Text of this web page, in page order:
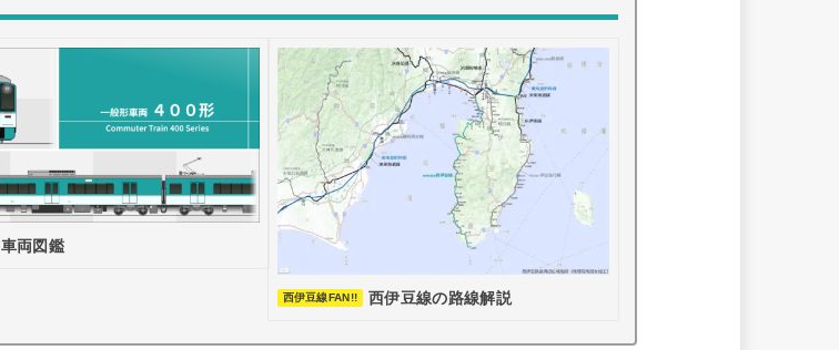
車両図鑑
西伊豆線FAN!! 西伊豆線の路線解説